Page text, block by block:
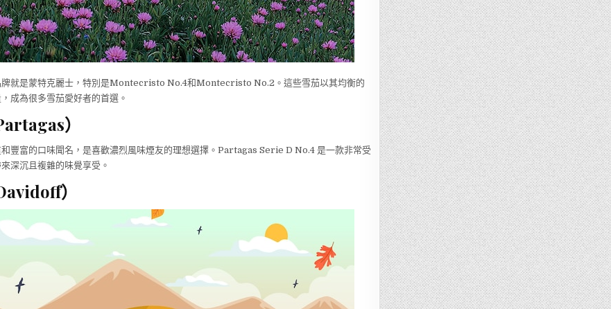
牌就是蒙特克麗士，特別是Montecristo No.4和Montecristo No.2。這些雪茄以其均衡的
成為很多雪茄愛好者的首選。
）
豐富的口味聞名，是喜歡濃烈風味煙友的理想選擇。Partagas Serie D No.4 是一款非常受
深沉且複雜的味覺享受。
）